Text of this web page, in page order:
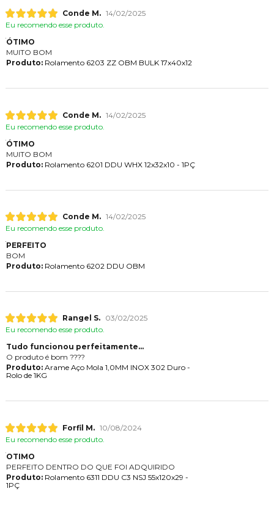
Conde M. 14/02/2025
Eu recomendo esse produto.
ÓTIMO
MUITO BOM
Produto:Rolamento 6203 ZZ OBM BULK 17x40x12
Conde M. 14/02/2025
Eu recomendo esse produto.
ÓTIMO
MUITO BOM
Produto:Rolamento 6201 DDU WHX 12x32x10 - 1PÇ
Conde M. 14/02/2025
Eu recomendo esse produto.
PERFEITO
BOM
Produto:Rolamento 6202 DDU OBM
Rangel S.
03/02/2025
Eu recomendo esse produto.
Tudo funcionou perfeitamente...
O produto é bom ????
Produto:Arame Aço Mola 1,0MM INOX 302 Duro -
Rolo de 1KG
Forfil M. 10/08/2024
Eu recomendo esse produto.
OTIMO
PERFEITO DENTRO DO QUE FOI ADQUIRIDO
Produto:Rolamento 6311 DDU C3 NSJ 55x120x29 -
1PÇ